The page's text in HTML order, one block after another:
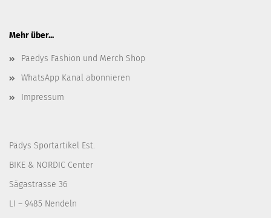
Mehr über...
Paedys Fashion und Merch Shop
WhatsApp Kanal abonnieren
Impressum
Pädys Sportartikel Est.
BIKE & NORDIC Center
Sägastrasse 36
LI – 9485 Nendeln